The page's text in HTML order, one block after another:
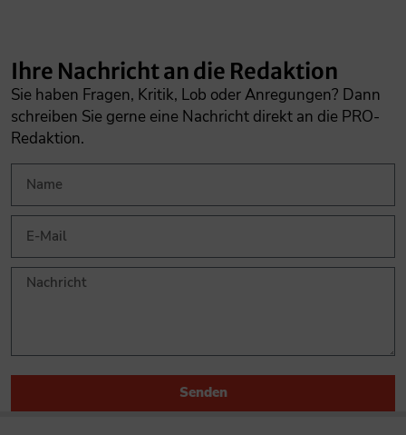
Ihre Nachricht an die Redaktion
Sie haben Fragen, Kritik, Lob oder Anregungen? Dann
schreiben Sie gerne eine Nachricht direkt an die PRO-
Redaktion.
Senden